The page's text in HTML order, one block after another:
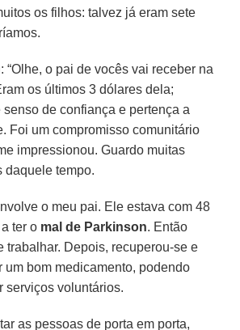
os filhos: talvez já eram sete
“Olhe, o pai de vocês vai receber na
os últimos 3 dólares dela;
de confiança e pertença a
Foi um compromisso comunitário
impressionou. Guardo muitas
daquele tempo.
o meu pai. Ele estava com 48
ter o mal de Parkinson. Então
trabalhar. Depois, recuperou-se e
um bom medicamento, podendo
serviços voluntários.
as pessoas de porta em porta,